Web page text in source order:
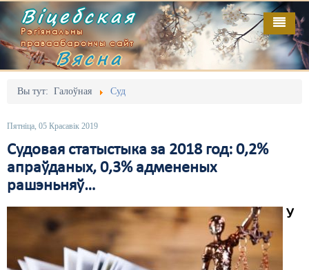
Віцебская
Рэгіянальны
праваабарончы сайт
Вясна
Вы тут: Галоўная Суд
Пятніца, 05 Красавік 2019
Судовая статыстыка за 2018 год: 0,2%
апраўданых, 0,3% адмененых
рашэньняў…
У
Галоўная
Адміністрацыйны перасьлед
Безбар'ернае асяродзьдзе
Выбары
Дыскрымінацыя
Выданьні
Кантакт
Пра нас